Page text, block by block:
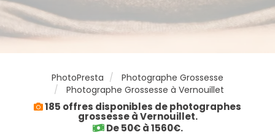
PhotoPresta
Photographe Grossesse
Photographe Grossesse à Vernouillet
185 offres disponibles de photographes
grossesse à Vernouillet.
De 50€ à 1560€.